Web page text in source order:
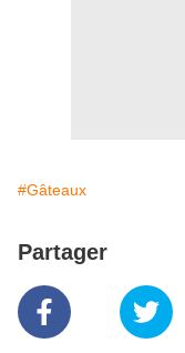
#Gâteaux
Partager